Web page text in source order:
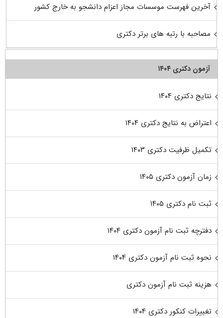
آخرین فهرست موسسات مجاز اعزام دانشجو به خارج کشور
مصاحبه با رتبه های برتر دکتری
آزمون دکتری ۱۴۰۴
نتایج دکتری ۱۴۰۴
اعتراض به نتایج دکتری ۱۴۰۴
تکمیل ظرفیت دکتری ۱۴۰۳
زمان آزمون دکتری ۱۴۰۵
ثبت نام دکتری ۱۴۰۵
دفترچه ثبت نام آزمون دکتری ۱۴۰۴
نحوه ثبت نام آزمون دکتری ۱۴۰۴
هزینه ثبت نام آزمون دکتری
تغییرات کنکور دکتری ۱۴۰۴